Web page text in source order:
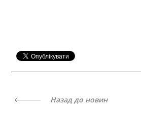
Назад до новин